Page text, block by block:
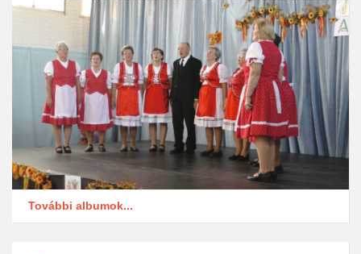
További albumok...